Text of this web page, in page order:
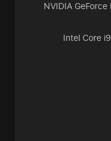
NVIDIA
Intel Core